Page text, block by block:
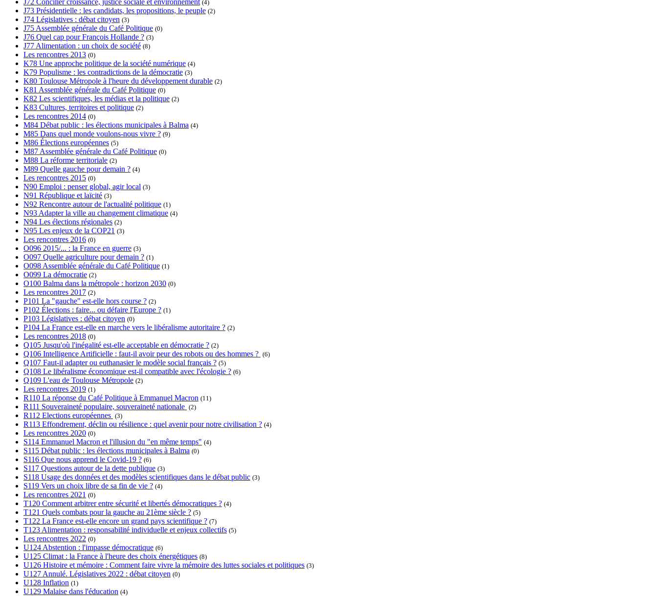
(4)
J73 Présidentielle : les candidats, les propositions, le peuple (2)
J74 Législatives : débat citoyen (3)
J75 Assemblée générale du Café Politique (0)
J76 Quel cap pour François Hollande ? (3)
J77 Alimentation : un choix de société (8)
Les rencontres 2013 (0)
K78 Une approche politique de la société numérique (4)
K79 Populisme : les contradictions de la démocratie (3)
K80 Toulouse Métropole à l'heure du développement durable (2)
K81 Assemblée générale du Café Politique (0)
K82 Les scientifiques, les médias et la politique (2)
K83 Cultures, territoires et politique (2)
Les rencontres 2014 (0)
M84 Débat public : les élections municipales à Balma (4)
M85 Dans quel monde voulons-nous vivre ? (9)
M86 Élections européennes (5)
M87 Assemblée générale du Café Politique (0)
M88 La réforme territoriale (2)
M89 Quelle gauche pour demain ? (4)
Les rencontres 2015 (0)
N90 Emploi : penser global, agir local (3)
N91 République et laïcité (3)
N92 Rencontre autour de l'actualité politique (1)
N93 Adapter la ville au changement climatique (4)
N94 Les élections régionales (2)
N95 Les enjeux de la COP21 (3)
Les rencontres 2016 (0)
O096 2015/... : la France en guerre (3)
O097 Quelle agriculture pour demain ? (1)
O098 Assemblée générale du Café Politique (1)
O099 La démocratie (2)
O100 Balma dans la métropole : horizon 2030 (0)
Les rencontres 2017 (2)
P101 La "gauche" est-elle hors course ? (2)
P102 Élections : faire... ou défaire l'Europe ? (1)
P103 Législatives : débat citoyen (0)
P104 La France est-elle en marche vers le libéralisme autoritaire ? (2)
Les rencontres 2018 (0)
Q105 Jusqu'où l'inégalité est-elle acceptable en démocratie ? (2)
Q106 Intelligence Artificielle : faut-il avoir peur des robots ou des hommes ? (6)
Q107 Faut-il adapter ou euthanasier le modèle social français ? (5)
Q108 Le libéralisme économique est-il compatible avec l'écologie ? (6)
Q109 L'eau de Toulouse Métropole (2)
Les rencontres 2019 (1)
R110 La réponse du Café Politique à Emmanuel Macron (11)
R111 Souveraineté populaire, souveraineté nationale (2)
R112 Elections européennes (3)
R113 Effondrement, déclin ou résilience : quel avenir pour notre civilisation ? (4)
Les rencontres 2020 (0)
S114 Emmanuel Macron et l'illusion du "en même temps" (4)
S115 Débat public : les élections municipales à Balma (0)
S116 Que nous apprend le Covid-19 ? (6)
S117 Questions autour de la dette publique (3)
S118 Usage des données et des modèles scientifiques dans le débat public (3)
S119 Vers un choix libre de sa fin de vie ? (4)
Les rencontres 2021 (0)
T120 Comment arbitrer entre sécurité et libertés démocratiques ? (4)
T121 Quels combats pour la gauche au 21ème siècle ? (5)
T122 La France est-elle encore un grand pays scientifique ? (7)
T123 Alimentation : responsabilité individuelle et enjeux collectifs (5)
Les rencontres 2022 (0)
U124 Abstention : l'impasse démocratique (6)
U125 Climat : la France à l'heure des choix énergétiques (8)
U126 Histoire et mémoire : Comment faire vivre la mémoire des luttes sociales et politiques (3)
U127 Annulé. Législatives 2022 : débat citoyen (0)
U128 Inflation (1)
U129 Malaise dans l'éducation (4)